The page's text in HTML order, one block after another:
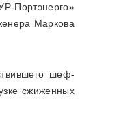
Портэнерго»
Маркова
шеф-
сжиженных